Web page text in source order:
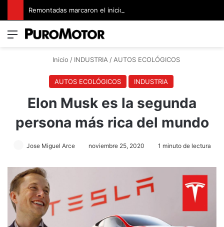
Menú
Inicio / INDUSTRIA/AUTOS ECOLÓGICOS
AUTOS ECOLÓGICOS INDUSTRIA
Elon Musk es la segunda
persona más rica del mundo
Jose Miguel Arce noviembre 25, 2020 1 minuto de lectura